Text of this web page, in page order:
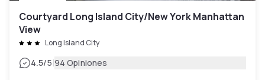
Courtyard Long Island City/New York Manhattan
View
Long Island City
4.5/5|94 Opiniones